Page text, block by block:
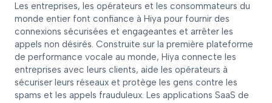
Les entreprises, les opérateurs et les consommateurs du
monde entier font confiance à Hiya pour fournir des
connexions sécurisées et engageantes et arrêter les
appels non désirés. Construite sur la première plateforme
de performance vocale au monde, Hiya connecte les
entreprises avec leurs clients, aide les opérateurs à
sécuriser leurs réseaux et protège les gens contre les
spams et les appels frauduleux. Les applications SaaS de